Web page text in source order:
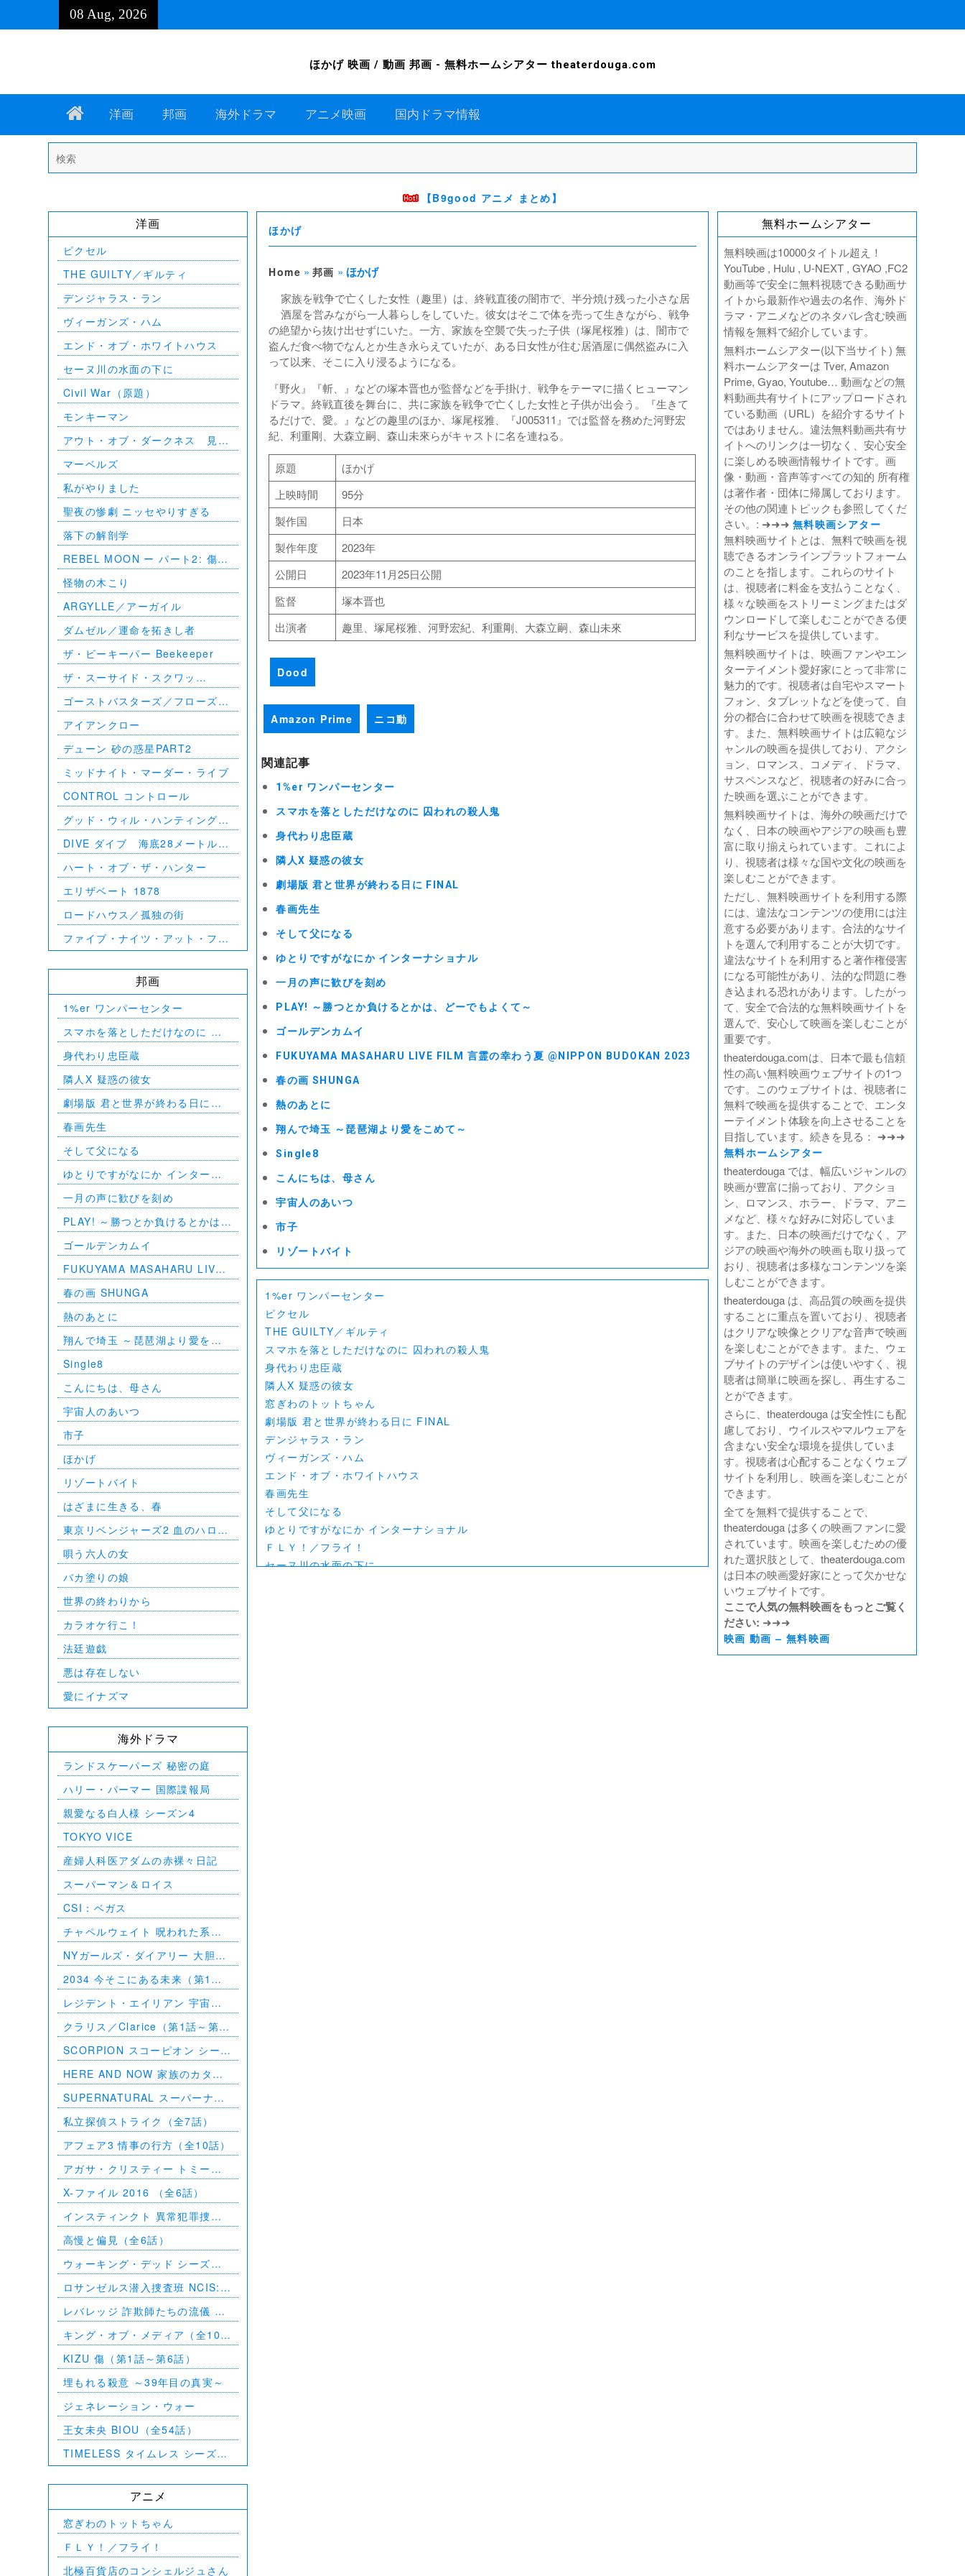
08 Aug, 2026
ほかげ 映画 / 動画 邦画 - 無料ホームシアター theaterdouga.com
Home洋画 邦画 海外ドラマ アニメ映画 国内ドラマ情報
for:
【B9good アニメ まとめ】
ほかげ
Home »邦画 » ほかげ
家族を戦争で亡くした女性（趣里）は、終戦直後の闇市で、半分焼け残った小さな居
酒屋を営みながら一人暮らしをしていた。彼女はそこで体を売って生きながら、戦争
の絶望から抜け出せずにいた。一方、家族を空襲で失った子供（塚尾桜雅）は、闇市で
盗んだ食べ物でなんとか生き永らえていたが、ある日女性が住む居酒屋に偶然盗みに入
って以来、そこに入り浸るようになる。
『野火』『斬、』などの塚本晋也が監督などを手掛け、戦争をテーマに描くヒューマン
ドラマ。終戦直後を舞台に、共に家族を戦争で亡くした女性と子供が出会う。『生きて
るだけで、愛。』などの趣里のほか、塚尾桜雅、『J005311』では監督を務めた河野宏
紀、利重剛、大森立嗣、森山未來らがキャストに名を連ねる。
原題
ほかげ
上映時間
95分
製作国
日本
製作年度
2023年
公開日
2023年11月25日公開
監督
塚本晋也
出演者
趣里、塚尾桜雅、河野宏紀、利重剛、大森立嗣、森山未來
Dood
Amazon Prime ニコ動
関連記事
1%er ワンパーセンター
スマホを落としただけなのに 囚われの殺人鬼
身代わり忠臣蔵
隣人X 疑惑の彼女
劇場版 君と世界が終わる日に FINAL
春画先生
そして父になる
ゆとりですがなにか インターナショナル
一月の声に歓びを刻め
PLAY! ～勝つとか負けるとかは、どーでもよくて～
ゴールデンカムイ
FUKUYAMA MASAHARU LIVE FILM 言霊の幸わう夏 @NIPPON BUDOKAN 2023
春の画 SHUNGA
熱のあとに
翔んで埼玉 ～琵琶湖より愛をこめて～
Single8
こんにちは、母さん
宇宙人のあいつ
市子
リゾートバイト
1%er ワンパーセンター
ピクセル
THE GUILTY／ギルティ
スマホを落としただけなのに 囚われの殺人鬼
身代わり忠臣蔵
隣人X 疑惑の彼女
窓ぎわのトットちゃん
劇場版 君と世界が終わる日に FINAL
デンジャラス・ラン
ヴィーガンズ・ハム
エンド・オブ・ホワイトハウス
春画先生
そして父になる
ゆとりですがなにか インターナショナル
ＦＬＹ！／フライ！
セーヌ川の水面の下に
無料ホームシアター
無料映画は10000タイトル超え！
YouTube , Hulu , U-NEXT , GYAO ,FC2
動画等で安全に無料視聴できる動画サ
イトから最新作や過去の名作、海外ド
ラマ・アニメなどのネタバレ含む映画
情報を無料で紹介しています。
無料ホームシアター(以下当サイト) 無
料ホームシアターは Tver, Amazon
Prime, Gyao, Youtube… 動画などの無
料動画共有サイトにアップロードされ
ている動画（URL）を紹介するサイト
ではありません。違法無料動画共有サ
イトへのリンクは一切なく、安心安全
に楽しめる映画情報サイトです。画
像・動画・音声等すべての知的 所有権
は著作者・団体に帰属しております。
その他の関連トピックも参照してくだ
さい。: ➜➜➜ 無料映画シアター
無料映画サイトとは、無料で映画を視
聴できるオンラインプラットフォーム
のことを指します。これらのサイト
は、視聴者に料金を支払うことなく、
様々な映画をストリーミングまたはダ
ウンロードして楽しむことができる便
利なサービスを提供しています。
無料映画サイトは、映画ファンやエン
ターテイメント愛好家にとって非常に
魅力的です。視聴者は自宅やスマート
フォン、タブレットなどを使って、自
分の都合に合わせて映画を視聴できま
す。また、無料映画サイトは広範なジ
ャンルの映画を提供しており、アクシ
ョン、ロマンス、コメディ、ドラマ、
サスペンスなど、視聴者の好みに合っ
た映画を選ぶことができます。
無料映画サイトは、海外の映画だけで
なく、日本の映画やアジアの映画も豊
富に取り揃えられています。これによ
り、視聴者は様々な国や文化の映画を
楽しむことができます。
ただし、無料映画サイトを利用する際
には、違法なコンテンツの使用には注
意する必要があります。合法的なサイ
トを選んで利用することが大切です。
違法なサイトを利用すると著作権侵害
になる可能性があり、法的な問題に巻
き込まれる恐れがあります。したがっ
て、安全で合法的な無料映画サイトを
選んで、安心して映画を楽しむことが
重要です。
theaterdouga.comは、日本で最も信頼
性の高い無料映画ウェブサイトの1つ
です。このウェブサイトは、視聴者に
無料で映画を提供することで、エンタ
ーテイメント体験を向上させることを
目指しています。続きを見る： ➜➜➜
無料ホームシアター
theaterdouga では、幅広いジャンルの
映画が豊富に揃っており、アクショ
ン、ロマンス、ホラー、ドラマ、アニ
メなど、様々な好みに対応していま
す。また、日本の映画だけでなく、ア
ジアの映画や海外の映画も取り扱って
おり、視聴者は多様なコンテンツを楽
しむことができます。
theaterdouga は、高品質の映画を提供
することに重点を置いており、視聴者
はクリアな映像とクリアな音声で映画
を楽しむことができます。また、ウェ
ブサイトのデザインは使いやすく、視
聴者は簡単に映画を探し、再生するこ
とができます。
さらに、theaterdouga は安全性にも配
慮しており、ウイルスやマルウェアを
含まない安全な環境を提供していま
す。視聴者は心配することなくウェブ
サイトを利用し、映画を楽しむことが
できます。
全てを無料で提供することで、
theaterdouga は多くの映画ファンに愛
されています。映画を楽しむための優
れた選択肢として、theaterdouga.com
は日本の映画愛好家にとって欠かせな
いウェブサイトです。
ここで人気の無料映画をもっとご覧く
ださい: ➜➜➜
映画 動画 – 無料映画
洋画
ピクセル
THE GUILTY／ギルティ
デンジャラス・ラン
ヴィーガンズ・ハム
エンド・オブ・ホワイトハウス
セーヌ川の水面の下に
Civil War（原題）
モンキーマン
アウト・オブ・ダークネス 見え
ない影
マーベルズ
私がやりました
聖夜の惨劇 ニッセやりすぎる
落下の解剖学
REBEL MOON ー パート2: 傷跡
を刻む者
怪物の木こり
ARGYLLE／アーガイル
ダムゼル／運命を拓きし者
ザ・ビーキーパー Beekeeper
ザ・スーサイド・スクワッ
ド ”極”悪党、集結
ゴーストバスターズ／フローズ
ン・サマー
アイアンクロー
デューン 砂の惑星PART2
ミッドナイト・マーダー・ライブ
CONTROL コントロール
グッド・ウィル・ハンティング／
旅立ち
DIVE ダイブ 海底28メートルの
絶望
ハート・オブ・ザ・ハンター
エリザベート 1878
ロードハウス／孤独の街
ファイブ・ナイツ・アット・フレ
ディーズ
邦画
1%er ワンパーセンター
スマホを落としただけなのに 囚
われの殺人鬼
身代わり忠臣蔵
隣人X 疑惑の彼女
劇場版 君と世界が終わる日に
FINAL
春画先生
そして父になる
ゆとりですがなにか インターナ
ショナル
一月の声に歓びを刻め
PLAY! ～勝つとか負けるとかは、
どーでもよくて～
ゴールデンカムイ
FUKUYAMA MASAHARU LIVE
FILM 言霊の幸わう夏 @NIPPON
BUDOKAN 2023
春の画 SHUNGA
熱のあとに
翔んで埼玉 ～琵琶湖より愛をこ
めて～
Single8
こんにちは、母さん
宇宙人のあいつ
市子
ほかげ
リゾートバイト
はざまに生きる、春
東京リベンジャーズ2 血のハロウ
ィン編 -決戦-
唄う六人の女
バカ塗りの娘
世界の終わりから
カラオケ行こ！
法廷遊戯
悪は存在しない
愛にイナズマ
海外ドラマ
ランドスケーパーズ 秘密の庭
ハリー・パーマー 国際諜報局
親愛なる白人様 シーズン4
TOKYO VICE
産婦人科医アダムの赤裸々日記
スーパーマン＆ロイス
CSI：ベガス
チャペルウェイト 呪われた系譜
（第1話～第10話）
NYガールズ・ダイアリー 大胆不
敵な私たち シーズン5（第1話～
第2話）
2034 今そこにある未来（第1話
～第6話）
レジデント・エイリアン 宇宙か
らの訪問者（第1話～第7話）
クラリス／Clarice（第1話～第9
話）
SCORPION スコーピオン シーズ
ン1（第1話～第21話）
HERE AND NOW 家族のカタチ
（全10話）
SUPERNATURAL スーパーナチ
ュラル シーズン11（全23話）
私立探偵ストライク（全7話）
アフェア3 情事の行方（全10話）
アガサ・クリスティー トミーと
タペンス －2人で探偵を－
X-ファイル 2016 （全6話）
インスティンクト 異常犯罪捜査
シーズン1（全13話）
高慢と偏見（全6話）
ウォーキング・デッド シーズン
8（第1話～第16話）
ロサンゼルス潜入捜査班 NCIS:
Los Angeles シーズン5（第2話
～第24話）
レバレッジ 詐欺師たちの流儀 シ
ーズン1（全13話）
キング・オブ・メディア（全10
話）
KIZU 傷（第1話～第6話）
埋もれる殺意 ～39年目の真実～
ジェネレーション・ウォー
王女未央 BIOU（全54話）
TIMELESS タイムレス シーズン
1（全16話）
アニメ
窓ぎわのトットちゃん
ＦＬＹ！／フライ！
北極百貨店のコンシェルジュさん